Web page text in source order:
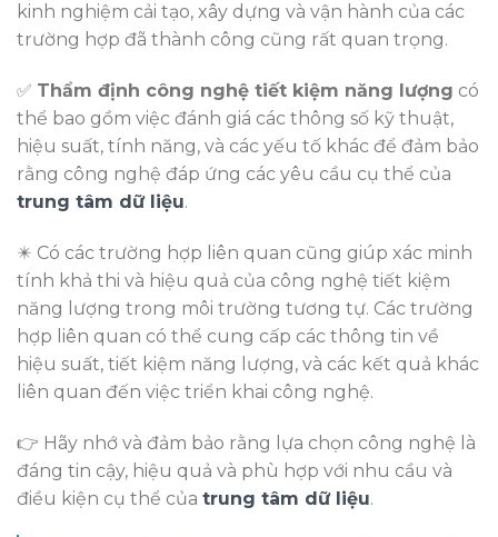
kinh nghiệm cải tạo, xây dựng và vận hành của các
trường hợp đã thành công cũng rất quan trọng.
✅ Thẩm định công nghệ tiết kiệm năng lượng có
thể bao gồm việc đánh giá các thông số kỹ thuật,
hiệu suất, tính năng, và các yếu tố khác để đảm bảo
rằng công nghệ đáp ứng các yêu cầu cụ thể của
trung tâm dữ liệu.
✴️ Có các trường hợp liên quan cũng giúp xác minh
tính khả thi và hiệu quả của công nghệ tiết kiệm
năng lượng trong môi trường tương tự. Các trường
hợp liên quan có thể cung cấp các thông tin về
hiệu suất, tiết kiệm năng lượng, và các kết quả khác
liên quan đến việc triển khai công nghệ.
👉 Hãy nhớ và đảm bảo rằng lựa chọn công nghệ là
đáng tin cậy, hiệu quả và phù hợp với nhu cầu và
điều kiện cụ thể của trung tâm dữ liệu.